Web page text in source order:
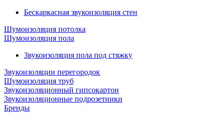
Бескаркасная звукоизоляция стен
Шумоизоляция потолка
Шумоизоляция пола
Звукоизоляция пола под стяжку
Звукоизоляции перегородок
Шумоизоляция труб
Звукоизоляционный гипсокартон
Звукоизоляционные подрозетники
Бренды